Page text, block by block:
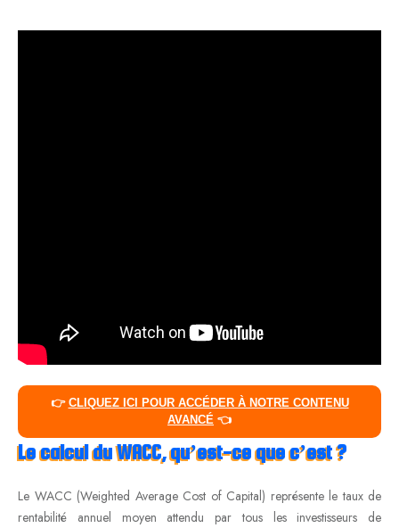
👉 CLIQUEZ ICI POUR ACCÉDER À NOTRE CONTENU
AVANCÉ 👈
Le calcul du WACC, qu’est-ce que c’est ?
Le WACC (Weighted Average Cost of Capital) représente le taux de
rentabilité annuel moyen attendu par tous les investisseurs de